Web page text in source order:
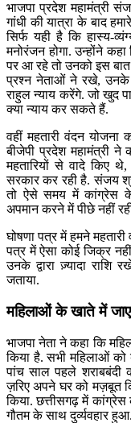
भाजपा प्रदेश महामंत्री
गांधी की यात्रा के बाद
सिर्फ यही है कि हास्य-
मनोरंजन होगा. उन्होंने
पर आ रहे तो उनको इस बात
प्रश्न नेताओं ने रखे,
राहुल न्याय करेंगे. जो खुद
क्या न्याय कर सकते हैं.
वहीं महतारी वंदन
बीजेपी प्रदेश महामंत्री ने
महतारियों से वादे किए
सरकार कर रही है. संजय
तो ऐसे समय में कांग्रेस
अपमान करने में पीछे नहीं
घोषणा पत्र में हमने
पत्र में ऐसा कोई जिक्र नहीं
उनके द्वारा ज़्यादा
जताया.
महिलाओं के खाते में
भाजपा नेता ने कहा कि
किया है. सभी महिलाओं
पांच साल पहले
ज़रिए अपने घर को मज़बूत
किया. छत्तीसगढ़ में
गौतम के साथ दुर्व्यवहार